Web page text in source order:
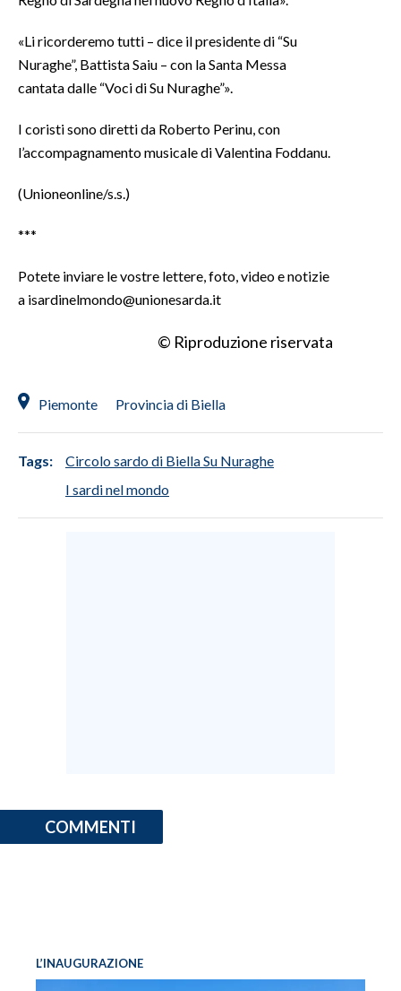
«Li ricorderemo tutti – dice il presidente di “Su
Nuraghe”, Battista Saiu – con la Santa Messa
cantata dalle “Voci di Su Nuraghe”».
I coristi sono diretti da Roberto Perinu, con
l’accompagnamento musicale di Valentina Foddanu.
(Unioneonline/s.s.)
***
Potete inviare le vostre lettere, foto, video e notizie
a isardinelmondo@unionesarda.it
© Riproduzione riservata
Piemonte Provincia di Biella
Tags:
Circolo sardo di Biella Su Nuraghe
I sardi nel mondo
COMMENTI
L’INAUGURAZIONE